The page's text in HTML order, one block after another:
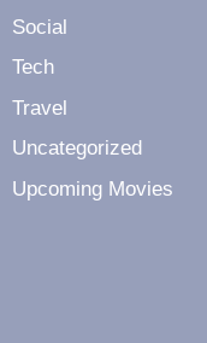
Social
Tech
Travel
Uncategorized
Upcoming Movies